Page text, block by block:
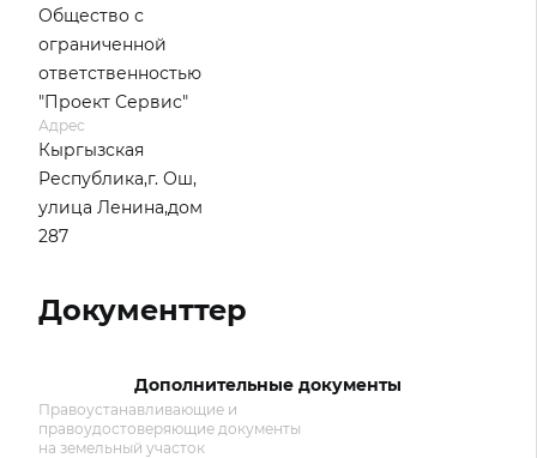
Общество с
ограниченной
ответственностью
"Проект Сервис"
Адрес
Кыргызская
Республика,г. Ош,
улица Ленина,дом
287
Документтер
Дополнительные документы
Правоустанавливающие и
правоудостоверяющие документы
на земельный участок